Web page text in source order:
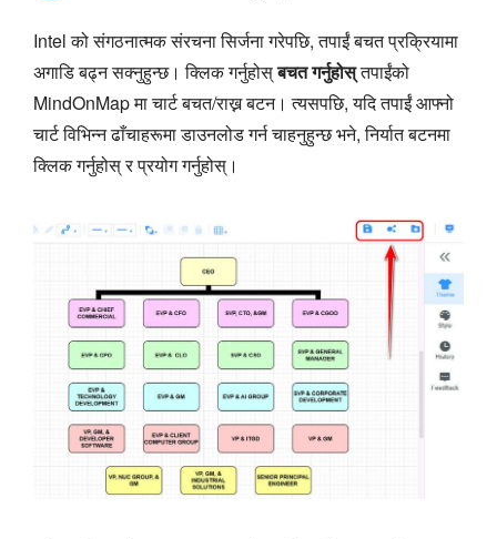
Intel को संगठनात्मक संरचना सिर्जना गरेपछि, तपाईं बचत प्रक्रियामा
अगाडि बढ्न सक्नुहुन्छ। क्लिक गर्नुहोस्बचत गर्नुहोस्तपाईंको
MindOnMap मा चार्ट बचत/राख्न बटन। त्यसपछि, यदि तपाईं आफ्नो
चार्ट विभिन्न ढाँचाहरूमा डाउनलोड गर्न चाहनुहुन्छ भने, निर्यात बटनमा
क्लिक गर्नुहोस् र प्रयोग गर्नुहोस्।